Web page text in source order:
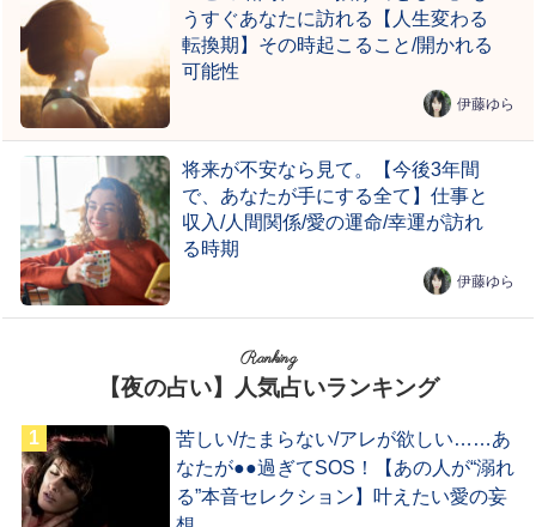
うすぐあなたに訪れる【人生変わる
転換期】その時起こること/開かれる
可能性
伊藤ゆら
将来が不安なら見て。【今後3年間
で、あなたが手にする全て】仕事と
収入/人間関係/愛の運命/幸運が訪れ
る時期
伊藤ゆら
Ranking
【夜の占い】人気占いランキング
苦しい/たまらない/アレが欲しい……あ
なたが●●過ぎてSOS！【あの人が“溺れ
る”本音セレクション】叶えたい愛の妄